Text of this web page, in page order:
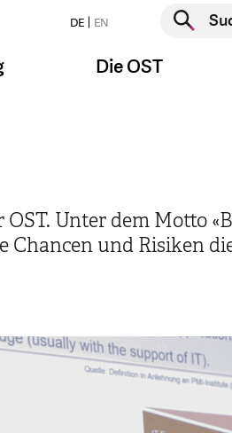
DE EN
Suche
Die OST
Unter dem Motto
und Risiken